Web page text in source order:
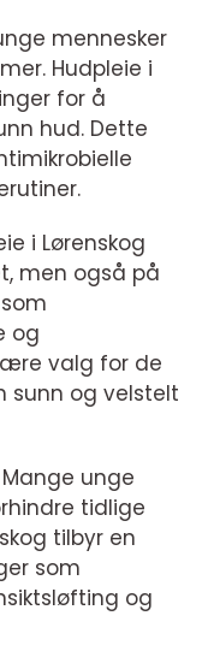
mennesker
Hudpleie i
for å
hud. Dette
i Lørenskog
men også på
og
valg for de
sunn og velstelt
unge
tidlige
tilbyr en
som
og